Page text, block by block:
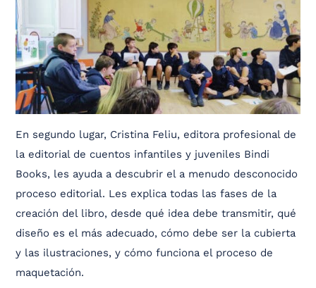
En segundo lugar, Cristina Feliu, editora profesional de
la editorial de cuentos infantiles y juveniles Bindi
Books, les ayuda a descubrir el a menudo desconocido
proceso editorial. Les explica todas las fases de la
creación del libro, desde qué idea debe transmitir, qué
diseño es el más adecuado, cómo debe ser la cubierta
y las ilustraciones, y cómo funciona el proceso de
maquetación.